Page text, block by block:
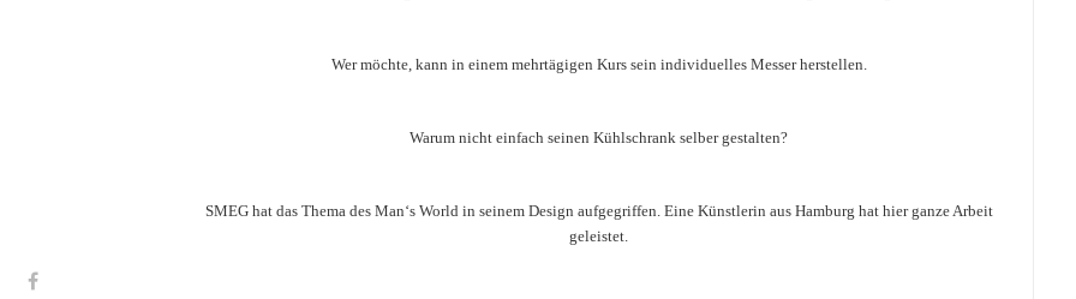
Wer möchte, kann in einem mehrtägigen Kurs sein individuelles Messer herstellen.
Warum nicht einfach seinen Kühlschrank selber gestalten?
SMEG hat das Thema des Man‘s World in seinem Design aufgegriffen. Eine Künstlerin aus Hamburg hat hier ganze Arbeit
geleistet.